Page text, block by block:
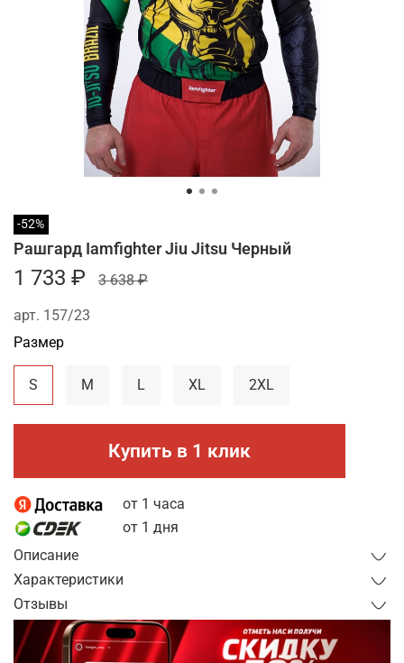
-52%
арт. 157/23
Рашгард Iamfighter Jiu Jitsu Черный
1 733 ₽ 3 638 ₽
Купить в 1 клик
от 1 часа
от 1 дня
Размер
S M L XL 2XL
Описание
Характеристики
Отзывы